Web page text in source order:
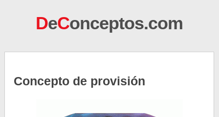
DeConceptos.com
Concepto de provisión